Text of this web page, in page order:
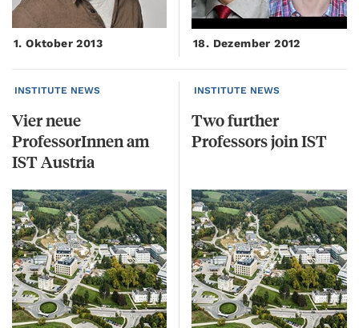
1. Oktober 2013 18. Dezember 2012
INSTITUTE NEWS
Vier neue
ProfessorInnen am
IST Austria
INSTITUTE NEWS
Twofurther
ProfessorsjoinIST